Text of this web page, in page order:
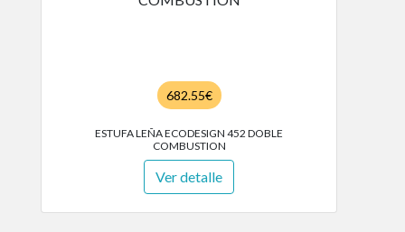
682.55€
ESTUFA LEÑA ECODESIGN 452 DOBLE
COMBUSTION
Ver detalle